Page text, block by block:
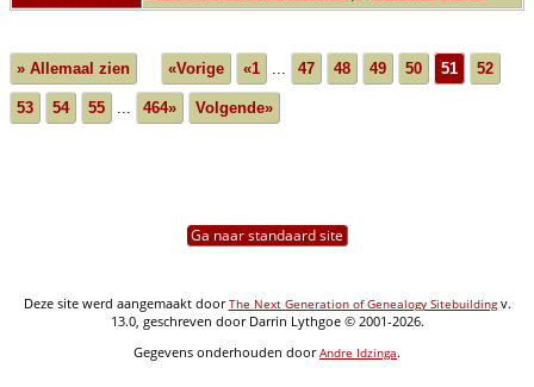
» Allemaal zien «Vorige «1 ... 47 48 49 50 51 52
53 54 55 ... 464» Volgende»
Ga naar standaard site
Deze site werd aangemaakt doorThe Next Generation of Genealogy Sitebuildingv.
13.0, geschreven door Darrin Lythgoe © 2001-2026.
Gegevens onderhouden doorAndre Idzinga.